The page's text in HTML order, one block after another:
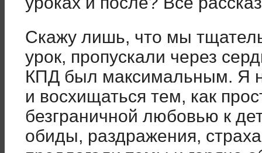
Скажу лишь, что мы
урок, пропускали через
КПД был максимальным. Я
и восхищаться тем, как
безграничной любовью к
обиды, раздражения,